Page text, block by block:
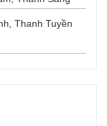
Thanh Tuyền